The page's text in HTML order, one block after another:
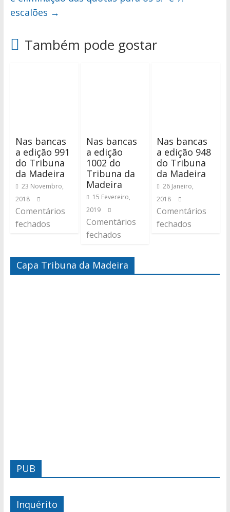
escalões →
Também pode gostar
Nas bancas
a edição 991
do Tribuna
da Madeira
23 Novembro,
2018
Comentários
fechados
Nas bancas
a edição
1002 do
Tribuna da
Madeira
15 Fevereiro,
2019
Comentários
fechados
Nas bancas
a edição 948
do Tribuna
da Madeira
26 Janeiro,
2018
Comentários
fechados
Capa Tribuna da Madeira
PUB
Inquérito